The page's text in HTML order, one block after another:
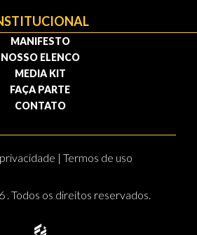
MANIFESTO
NOSSO ELENCO
MEDIA KIT
FAÇA PARTE
CONTATO
| Termos de uso
Todos os direitos reservados.